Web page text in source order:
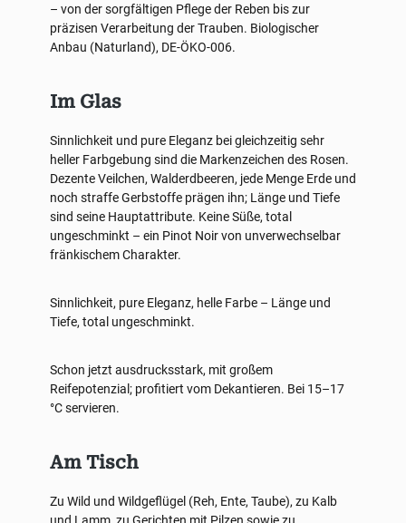
– von der sorgfältigen Pflege der Reben bis zur
präzisen Verarbeitung der Trauben. Biologischer
Anbau (Naturland), DE-ÖKO-006.
Im Glas
Sinnlichkeit und pure Eleganz bei gleichzeitig sehr
heller Farbgebung sind die Markenzeichen des Rosen.
Dezente Veilchen, Walderdbeeren, jede Menge Erde und
noch straffe Gerbstoffe prägen ihn; Länge und Tiefe
sind seine Hauptattribute. Keine Süße, total
ungeschminkt – ein Pinot Noir von unverwechselbar
fränkischem Charakter.
Sinnlichkeit, pure Eleganz, helle Farbe – Länge und
Tiefe, total ungeschminkt.
Schon jetzt ausdrucksstark, mit großem
Reifepotenzial; profitiert vom Dekantieren. Bei 15–17
°C servieren.
Am Tisch
Zu Wild und Wildgeflügel (Reh, Ente, Taube), zu Kalb